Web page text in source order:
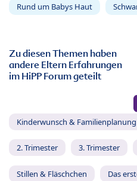
Rund um Babys Haut
Zu diesen Themen haben
andere Eltern Erfahrungen
im HiPP Forum geteilt
Kinderwunsch & Familienplanung
2. Trimester 3. Trimester
Stillen & Fläschchen Das